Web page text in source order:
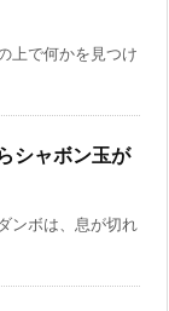
上で何かを見つけ
シャボン玉が
ンボは、息が切れ